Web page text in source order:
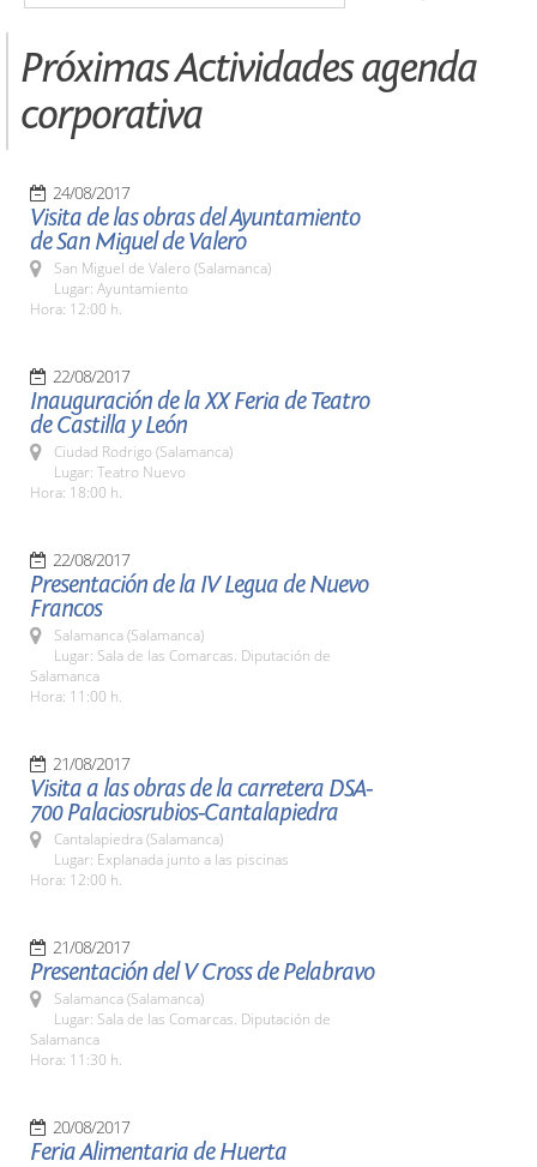
Próximas Actividades agenda
corporativa
24/08/2017
Visita de las obras del Ayuntamiento
de San Miguel de Valero
San Miguel de Valero (Salamanca)
Lugar: Ayuntamiento
Hora: 12:00 h.
22/08/2017
Inauguración de la XX Feria de Teatro
de Castilla y León
Ciudad Rodrigo (Salamanca)
Lugar: Teatro Nuevo
Hora: 18:00 h.
22/08/2017
Presentación de la IV Legua de Nuevo
Francos
Salamanca (Salamanca)
Lugar: Sala de las Comarcas. Diputación de
Salamanca
Hora: 11:00 h.
21/08/2017
Visita a las obras de la carretera DSA-
700 Palaciosrubios-Cantalapiedra
Cantalapiedra (Salamanca)
Lugar: Explanada junto a las piscinas
Hora: 12:00 h.
21/08/2017
Presentación del V Cross de Pelabravo
Salamanca (Salamanca)
Lugar: Sala de las Comarcas. Diputación de
Salamanca
Hora: 11:30 h.
20/08/2017
Feria Alimentaria de Huerta